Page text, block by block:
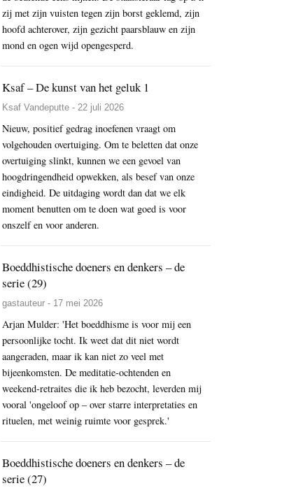
zij met zijn vuisten tegen zijn borst geklemd, zijn
hoofd achterover, zijn gezicht paarsblauw en zijn
mond en ogen wijd opengesperd.
Ksaf – De kunst van het geluk 1
Ksaf Vandeputte - 22 juli 2026
Nieuw, positief gedrag inoefenen vraagt om
volgehouden overtuiging. Om te beletten dat onze
overtuiging slinkt, kunnen we een gevoel van
hoogdringendheid opwekken, als besef van onze
eindigheid. De uitdaging wordt dan dat we elk
moment benutten om te doen wat goed is voor
onszelf en voor anderen.
Boeddhistische doeners en denkers – de
serie (29)
gastauteur - 17 mei 2026
Arjan Mulder: 'Het boeddhisme is voor mij een
persoonlijke tocht. Ik weet dat dit niet wordt
aangeraden, maar ik kan niet zo veel met
bijeenkomsten. De meditatie-ochtenden en
weekend-retraites die ik heb bezocht, leverden mij
vooral 'ongeloof op – over starre interpretaties en
rituelen, met weinig ruimte voor gesprek.'
Boeddhistische doeners en denkers – de
serie (27)